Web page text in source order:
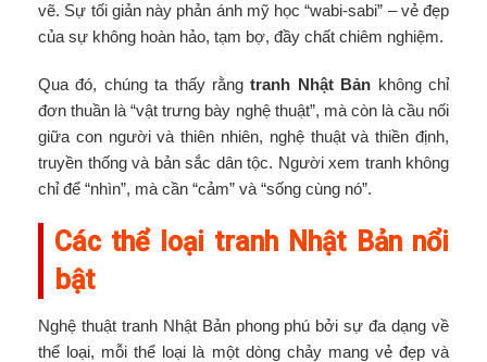
vẽ. Sự tối giản này phản ánh mỹ học “wabi-sabi” – vẻ đẹp
của sự không hoàn hảo, tạm bợ, đầy chất chiêm nghiệm.
Qua đó, chúng ta thấy rằngtranh Nhật Bản không chỉ
đơn thuần là “vật trưng bày nghệ thuật”, mà còn là cầu nối
giữa con người và thiên nhiên, nghệ thuật và thiền định,
truyền thống và bản sắc dân tộc. Người xem tranh không
chỉ để “nhìn”, mà cần “cảm” và “sống cùng nó”.
Các thể loại tranh Nhật Bản nổi
bật
Nghệ thuật tranh Nhật Bản phong phú bởi sự đa dạng về
thể loại, mỗi thể loại là một dòng chảy mang vẻ đẹp và